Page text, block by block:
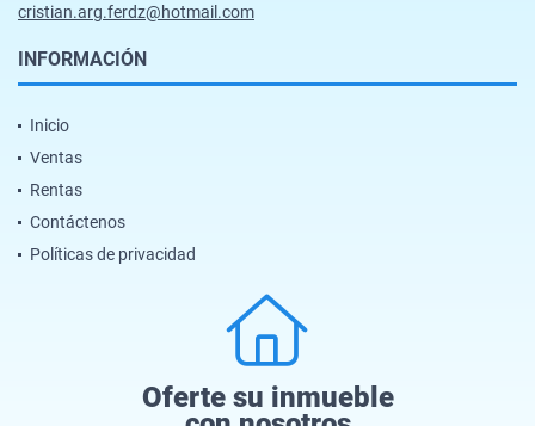
cristian.arg.ferdz@hotmail.com
INFORMACIÓN
Inicio
Ventas
Rentas
Contáctenos
Políticas de privacidad
Oferte su inmueble